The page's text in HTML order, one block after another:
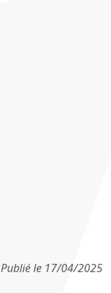
Publié le 17/04/2025